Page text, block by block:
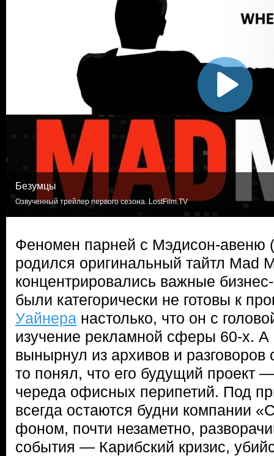
Безумцы
Озвученный трейлер первого сезона. LostFilm.TV
Феномен парней с Мэдисон-авеню
родился оригинальный тайтл Mad
концентрировались важные
были категорически не готовы к
Уайнера настолько, что он с
изучение рекламной сферы 60-х. А
вынырнул из архивов и
то понял, что его будущий проект
череда офисных перипетий. Под
всегда остаются будни компании
фоном, почти незаметно,
события — Карибский кризис,